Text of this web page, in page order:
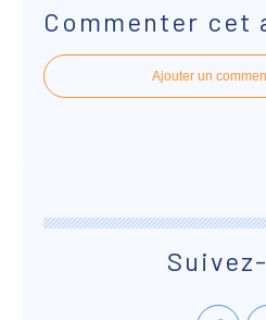
Commenter cet
Ajouter un